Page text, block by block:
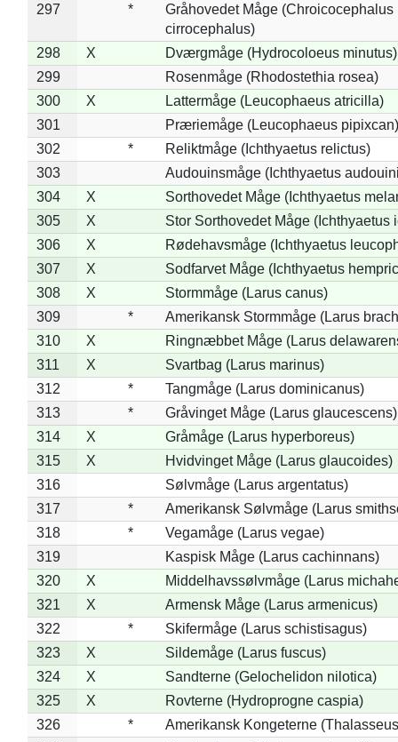
297
*
Gråhovedet Måge (Chroicocephalus
cirrocephalus)
298
X
Dværgmåge (Hydrocoloeus minutus)
299
Rosenmåge (Rhodostethia rosea)
300
X
Lattermåge (Leucophaeus atricilla)
301
Præriemåge (Leucophaeus pipixcan)
302
*
Reliktmåge (Ichthyaetus relictus)
303
Audouinsmåge (Ichthyaetus
304
X
Sorthovedet Måge (Ichthyaetus
305
X
Stor Sorthovedet Måge (Ichthyaetus
306
X
Rødehavsmåge (Ichthyaetus
307
X
Sodfarvet Måge (Ichthyaetus
308
X
Stormmåge (Larus canus)
309
*
Amerikansk Stormmåge (Larus
310
X
Ringnæbbet Måge (Larus
311
X
Svartbag (Larus marinus)
312
*
Tangmåge (Larus dominicanus)
313
*
Gråvinget Måge (Larus glaucescens)
314
X
Gråmåge (Larus hyperboreus)
315
X
Hvidvinget Måge (Larus glaucoides)
316
Sølvmåge (Larus argentatus)
317
*
Amerikansk Sølvmåge (Larus
318
*
Vegamåge (Larus vegae)
319
Kaspisk Måge (Larus cachinnans)
320
X
Middelhavssølvmåge (Larus
321
X
Armensk Måge (Larus armenicus)
322
*
Skifermåge (Larus schistisagus)
323
X
Sildemåge (Larus fuscus)
324
X
Sandterne (Gelochelidon nilotica)
325
X
Rovterne (Hydroprogne caspia)
326
*
Amerikansk Kongeterne